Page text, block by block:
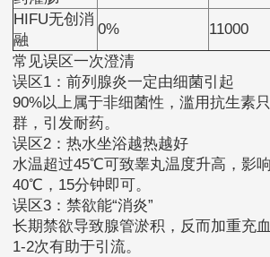
HIFU无创消
融
0% 11000
常见误区一次澄清
误区1：前列腺炎一定由细菌引起
90%以上属于非细菌性，滥用抗生素
群，引发耐药。
误区2：热水坐浴越热越好
水温超过45℃可致睾丸温度升高，影
40℃，15分钟即可。
误区3：禁欲能“消炎”
长期禁欲导致腺管淤积，反而加重充
1-2次有助于引流。